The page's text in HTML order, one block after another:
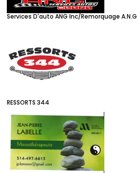
Services D'auto ANG Inc/Remorquage A.N.G
RESSORTS 344